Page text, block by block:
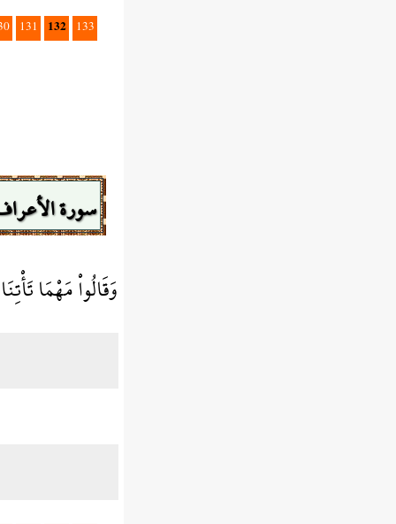
131 132
133
سورة
وَقَالُواْ مَهْمَا